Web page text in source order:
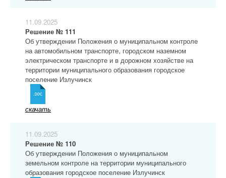
11.09.2025
Решение № 111
Об утверждении Положения о муниципальном контроле
на автомобильном транспорте, городском наземном
электрическом транспорте и в дорожном хозяйстве на
территории муниципального образования городское
поселение Излучинск
скачать
11.09.2025
Решение № 110
Об утверждении Положения о муниципальном
земельном контроле на территории муниципального
образования городское поселение Излучинск